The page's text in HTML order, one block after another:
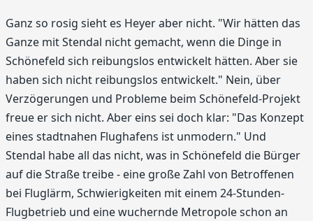
Ganz so rosig sieht es Heyer aber nicht. "Wir hätten das
Ganze mit Stendal nicht gemacht, wenn die Dinge in
Schönefeld sich reibungslos entwickelt hätten. Aber sie
haben sich nicht reibungslos entwickelt." Nein, über
Verzögerungen und Probleme beim Schönefeld-Projekt
freue er sich nicht. Aber eins sei doch klar: "Das Konzept
eines stadtnahen Flughafens ist unmodern." Und
Stendal habe all das nicht, was in Schönefeld die Bürger
auf die Straße treibe - eine große Zahl von Betroffenen
bei Fluglärm, Schwierigkeiten mit einem 24-Stunden-
Flugbetrieb und eine wuchernde Metropole schon an